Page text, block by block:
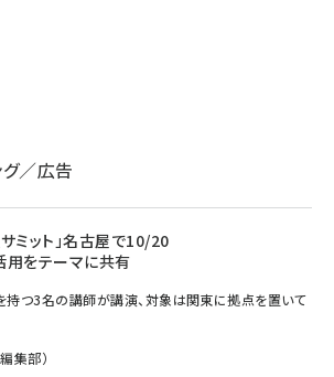
／広告
ミット」名古屋で10/20
用をテーマに共有
持つ3名の講師が講演、対象は関東に拠点を置いて
集部）